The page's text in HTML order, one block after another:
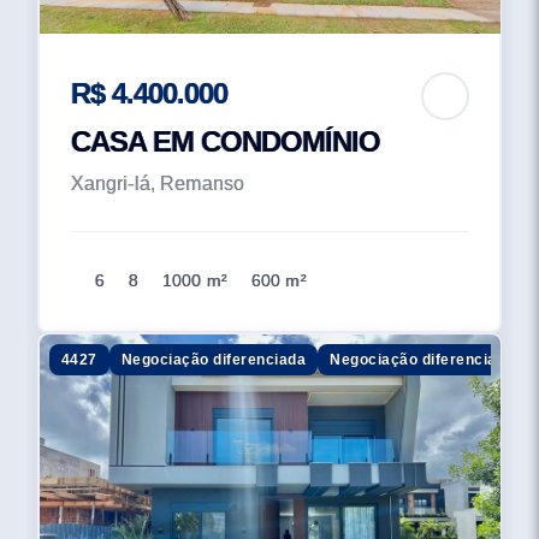
R$ 4.400.000
CASA EM CONDOMÍNIO
Xangri-lá, Remanso
6 8 1000 m² 600 m²
4427 Negociação diferenciada Negociação diferenciada